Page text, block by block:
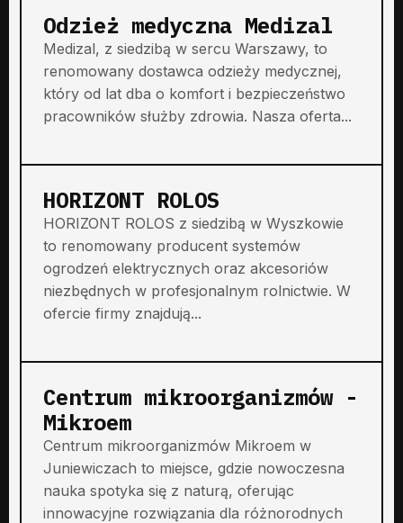
Odzież medyczna Medizal
Medizal, z siedzibą w sercu Warszawy, to
renomowany dostawca odzieży medycznej,
który od lat dba o komfort i bezpieczeństwo
pracowników służby zdrowia. Nasza oferta...
HORIZONT ROLOS
HORIZONT ROLOS z siedzibą w Wyszkowie
to renomowany producent systemów
ogrodzeń elektrycznych oraz akcesoriów
niezbędnych w profesjonalnym rolnictwie. W
ofercie firmy znajdują...
Centrum mikroorganizmów -
Mikroem
Centrum mikroorganizmów Mikroem w
Juniewiczach to miejsce, gdzie nowoczesna
nauka spotyka się z naturą, oferując
innowacyjne rozwiązania dla różnorodnych